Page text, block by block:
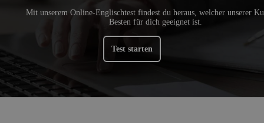
Mit unserem Online-Englischtest findest du heraus, welcher unserer
Besten für dich geeignet ist.
Test starten